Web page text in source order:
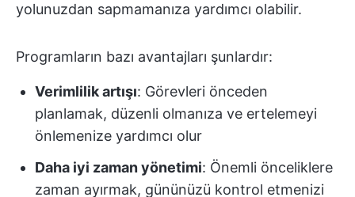
yolunuzdan sapmamanıza yardımcı olabilir.
Programların bazı avantajları şunlardır:
Verimlilik artışı: Görevleri önceden
planlamak, düzenli olmanıza ve ertelemeyi
önlemenize yardımcı olur
Daha iyi zaman yönetimi: Önemli önceliklere
zaman ayırmak, gününüzü kontrol etmenizi